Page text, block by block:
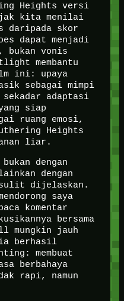
Heights versi
kita menilai
daripada skor
dapat menjadi
bukan vonis
membantu
ini: upaya
sebagai mimpi
adaptasi
siap
ruang emosi,
Heights
liar.
dengan
dengan
sulit dijelaskan.
saya
komentar
bersama
mungkin jauh
ia berhasil
membuat
berbahaya
rapi, namun